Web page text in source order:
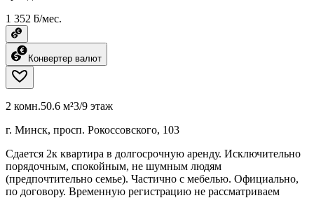
1 352 ƃ/мес.
Конвертер валют
2 комн.50.6 м²3/9 этаж
г. Минск, просп. Рокоссовского, 103
Сдается 2к квартира в долгосрочную аренду. Исключительно
порядочным, спокойным, не шумным людям
(предпочтительно семье). Частично с мебелью. Официально,
по договору. Временную регистрацию не рассматриваем